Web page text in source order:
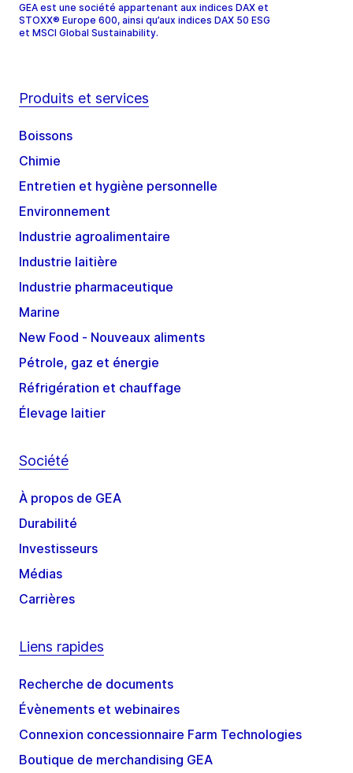
GEA est une société appartenant aux indices DAX et
STOXX® Europe 600, ainsi qu’aux indices DAX 50 ESG
et MSCI Global Sustainability.
Produits et services
Boissons
Chimie
Entretien et hygiène personnelle
Environnement
Industrie agroalimentaire
Industrie laitière
Industrie pharmaceutique
Marine
New Food - Nouveaux aliments
Pétrole, gaz et énergie
Réfrigération et chauffage
Élevage laitier
Société
À propos de GEA
Durabilité
Investisseurs
Médias
Carrières
Liens rapides
Recherche de documents
Évènements et webinaires
Connexion concessionnaire Farm Technologies
Boutique de merchandising GEA